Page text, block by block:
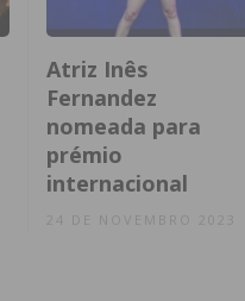
Atriz Inês
Fernandez
nomeada para
prémio
internacional
24 DE NOVEMBRO 2023